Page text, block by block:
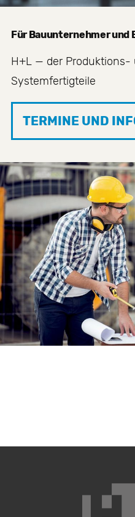
Für Bauunternehmer und
H+L — der
Systemfertigteile
TERMINE UND